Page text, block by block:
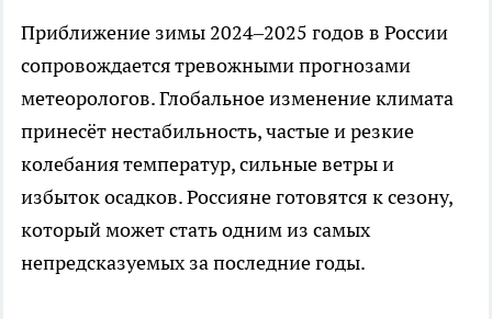
Приближение зимы 2024–2025 годов в России
сопровождается тревожными прогнозами
метеорологов. Глобальное изменение климата
принесёт нестабильность, частые и резкие
колебания температур, сильные ветры и
избыток осадков. Россияне готовятся к сезону,
который может стать одним из самых
непредсказуемых за последние годы.